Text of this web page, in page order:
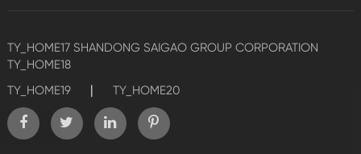
TY_HOME17 SHANDONG SAIGAO GROUP CORPORATION
TY_HOME18
TY_HOME19
| TY_HOME20